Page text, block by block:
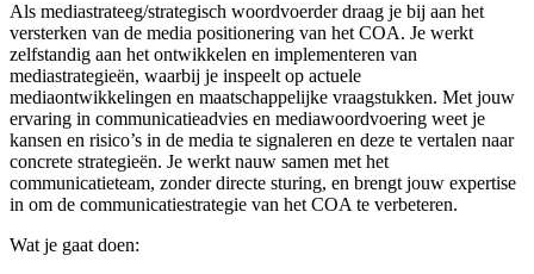
Als mediastrateeg/strategisch woordvoerder draag je bij aan het
versterken van de media positionering van het COA. Je werkt
zelfstandig aan het ontwikkelen en implementeren van
mediastrategieën, waarbij je inspeelt op actuele
mediaontwikkelingen en maatschappelijke vraagstukken. Met jouw
ervaring in communicatieadvies en mediawoordvoering weet je
kansen en risico’s in de media te signaleren en deze te vertalen naar
concrete strategieën. Je werkt nauw samen met het
communicatieteam, zonder directe sturing, en brengt jouw expertise
in om de communicatiestrategie van het COA te verbeteren.
Wat je gaat doen: